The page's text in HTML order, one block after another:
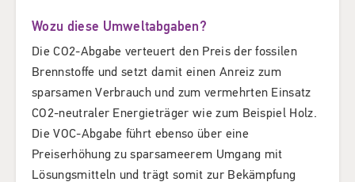
Wozu diese Umweltabgaben?
Die CO2-Abgabe verteuert den Preis der fossilen
Brennstoffe und setzt damit einen Anreiz zum
sparsamen Verbrauch und zum vermehrten Einsatz
CO2-neutraler Energieträger wie zum Beispiel Holz.
Die VOC-Abgabe führt ebenso über eine
Preiserhöhung zu sparsameerem Umgang mit
Lösungsmitteln und trägt somit zur Bekämpfung